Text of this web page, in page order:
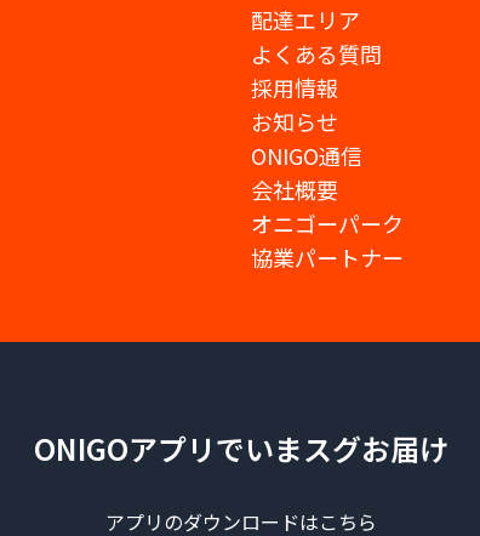
配達エリア
よくある質問
採用情報
お知らせ
ONIGO通信
会社概要
オニゴーパーク
協業パートナー
ONIGOアプリでいまスグお届け
アプリのダウンロードはこちら